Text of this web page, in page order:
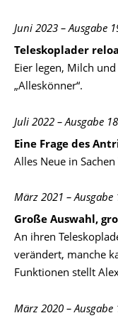
Juni 2023 – Ausgabe
Teleskoplader
Eier legen, Milch
„Alleskönner“.
Juli 2022 – Ausgabe
Eine Frage des
Alles Neue in
März 2021 – Ausgabe
Große Auswahl,
An ihren
verändert, manche
Funktionen stellt
März 2020 – Ausgabe